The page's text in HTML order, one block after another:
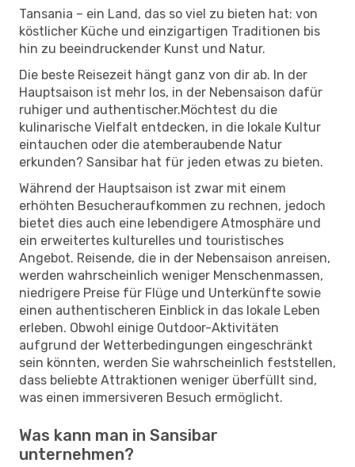
Tansania – ein Land, das so viel zu bieten hat: von
köstlicher Küche und einzigartigen Traditionen bis
hin zu beeindruckender Kunst und Natur.
Die beste Reisezeit hängt ganz von dir ab. In der
Hauptsaison ist mehr los, in der Nebensaison dafür
ruhiger und authentischer.Möchtest du die
kulinarische Vielfalt entdecken, in die lokale Kultur
eintauchen oder die atemberaubende Natur
erkunden? Sansibar hat für jeden etwas zu bieten.
Während der Hauptsaison ist zwar mit einem
erhöhten Besucheraufkommen zu rechnen, jedoch
bietet dies auch eine lebendigere Atmosphäre und
ein erweitertes kulturelles und touristisches
Angebot. Reisende, die in der Nebensaison anreisen,
werden wahrscheinlich weniger Menschenmassen,
niedrigere Preise für Flüge und Unterkünfte sowie
einen authentischeren Einblick in das lokale Leben
erleben. Obwohl einige Outdoor-Aktivitäten
aufgrund der Wetterbedingungen eingeschränkt
sein könnten, werden Sie wahrscheinlich feststellen,
dass beliebte Attraktionen weniger überfüllt sind,
was einen immersiveren Besuch ermöglicht.
Was kann man in Sansibar
unternehmen?